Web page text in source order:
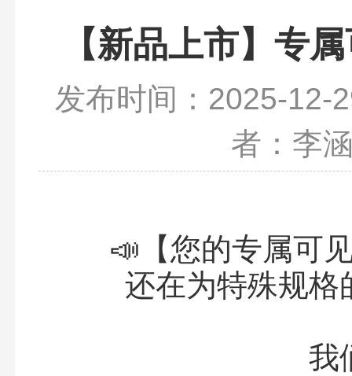
【新品上市】专
发布时间：2025-12-
者：李
📣【您的专属可
还在为特殊规格
我